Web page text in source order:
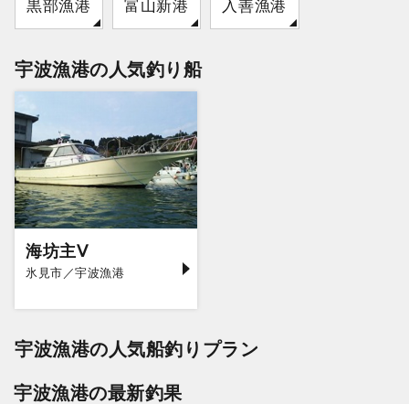
黒部漁港 富山新港 入善漁港
宇波漁港の人気釣り船
海坊主Ⅴ
氷見市／宇波漁港
宇波漁港の人気船釣りプラン
宇波漁港の最新釣果